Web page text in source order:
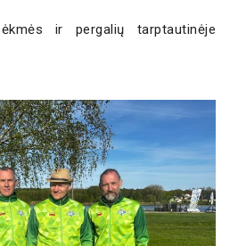
ir pergalių tarptautinėje